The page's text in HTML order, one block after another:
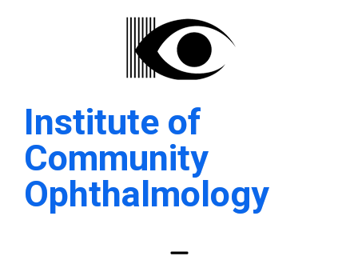
Institute of
Community
Ophthalmology